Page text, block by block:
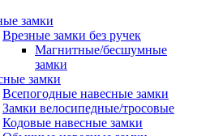
замки
Врезные замки без ручек
Магнитные/бесшумные
замки
замки
Всепогодные навесные замки
Замки велосипедные/тросовые
Кодовые навесные замки